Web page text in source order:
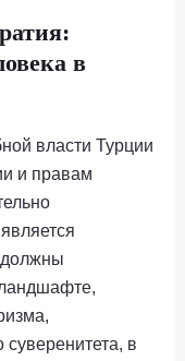
в
власти Турции
и правам
суверенитета, в